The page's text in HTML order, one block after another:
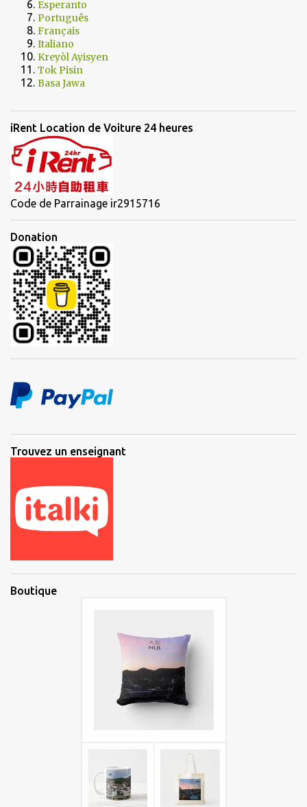
Esperanto
Português
Français
Italiano
Kreyòl Ayisyen
Tok Pisin
Basa Jawa
iRent Location de Voiture 24 heures
Code de Parrainage ir2915716
Donation
Trouvez un enseignant
Boutique